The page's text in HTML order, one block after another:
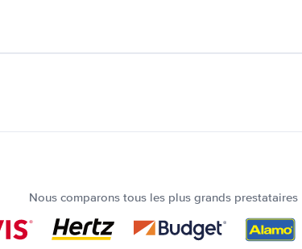
Nous comparons tous les plus grands prestataires